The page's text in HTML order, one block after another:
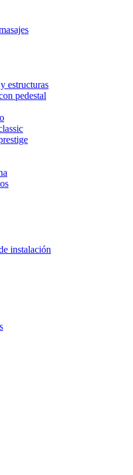
estructuras
pedestal
instalación